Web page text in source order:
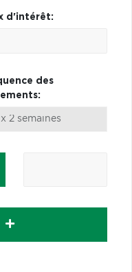
d'intérêt:
des